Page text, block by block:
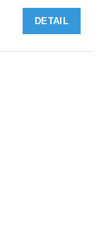
DETAIL